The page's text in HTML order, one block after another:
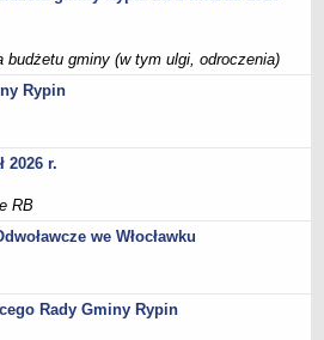
radnych
Monitory Polskie
numery, granice oraz siedziby
opis granic okręgów wyborczych
budżetu gminy (w tym ulgi, odroczenia)
Rypin
2026 r.
RB
we Włocławku
Rady Gminy Rypin